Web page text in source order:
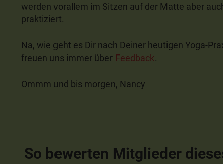
werden vorallem im Sitzen auf der Matte aber
praktiziert.
Na, wie geht es Dir nach Deiner heutigen Yoga-
freuen uns immer über Feedback.
Ommm und bis morgen, Nancy
So bewerten Mitglieder